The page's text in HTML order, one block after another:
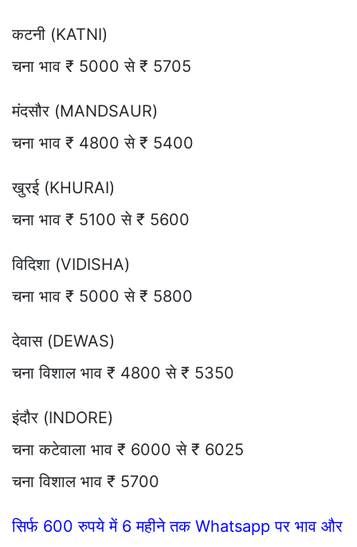
कटनी (KATNI)
चना भाव ₹ 5000 से ₹ 5705
मंदसौर (MANDSAUR)
चना भाव ₹ 4800 से ₹ 5400
खुरई (KHURAI)
चना भाव ₹ 5100 से ₹ 5600
विदिशा (VIDISHA)
चना भाव ₹ 5000 से ₹ 5800
देवास (DEWAS)
चना विशाल भाव ₹ 4800 से ₹ 5350
इंदौर (INDORE)
चना कटेवाला भाव ₹ 6000 से ₹ 6025
चना विशाल भाव ₹ 5700
सिर्फ 600 रुपये में 6 महीने तक Whatsapp पर भाव और